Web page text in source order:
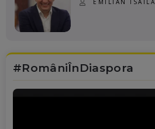
EMILIAN ISAILĂ
#RomâniÎnDiaspora